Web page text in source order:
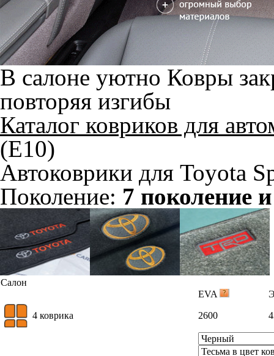
В салоне уютно Ковры
повторяя изгибы
Каталог ковриков для
(E10)
Автоковрики для Toyota
Поколение: 7 поколение
Салон
EVA
4 коврика 2600